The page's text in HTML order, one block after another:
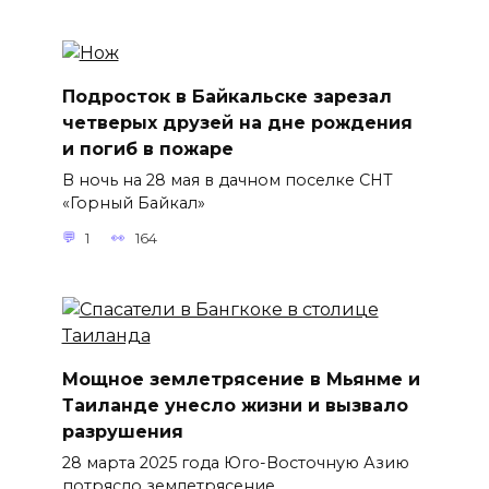
Подросток в Байкальске зарезал
четверых друзей на дне рождения
и погиб в пожаре
В ночь на 28 мая в дачном поселке СНТ
«Горный Байкал»
1 164
Мощное землетрясение в Мьянме и
Таиланде унесло жизни и вызвало
разрушения
28 марта 2025 года Юго-Восточную Азию